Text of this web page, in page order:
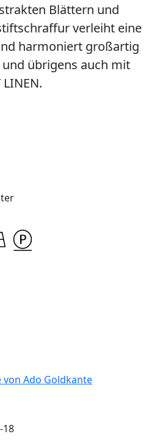
Blättern und
verleiht eine
harmoniert großartig
übrigens auch mit
Ado Goldkante
18